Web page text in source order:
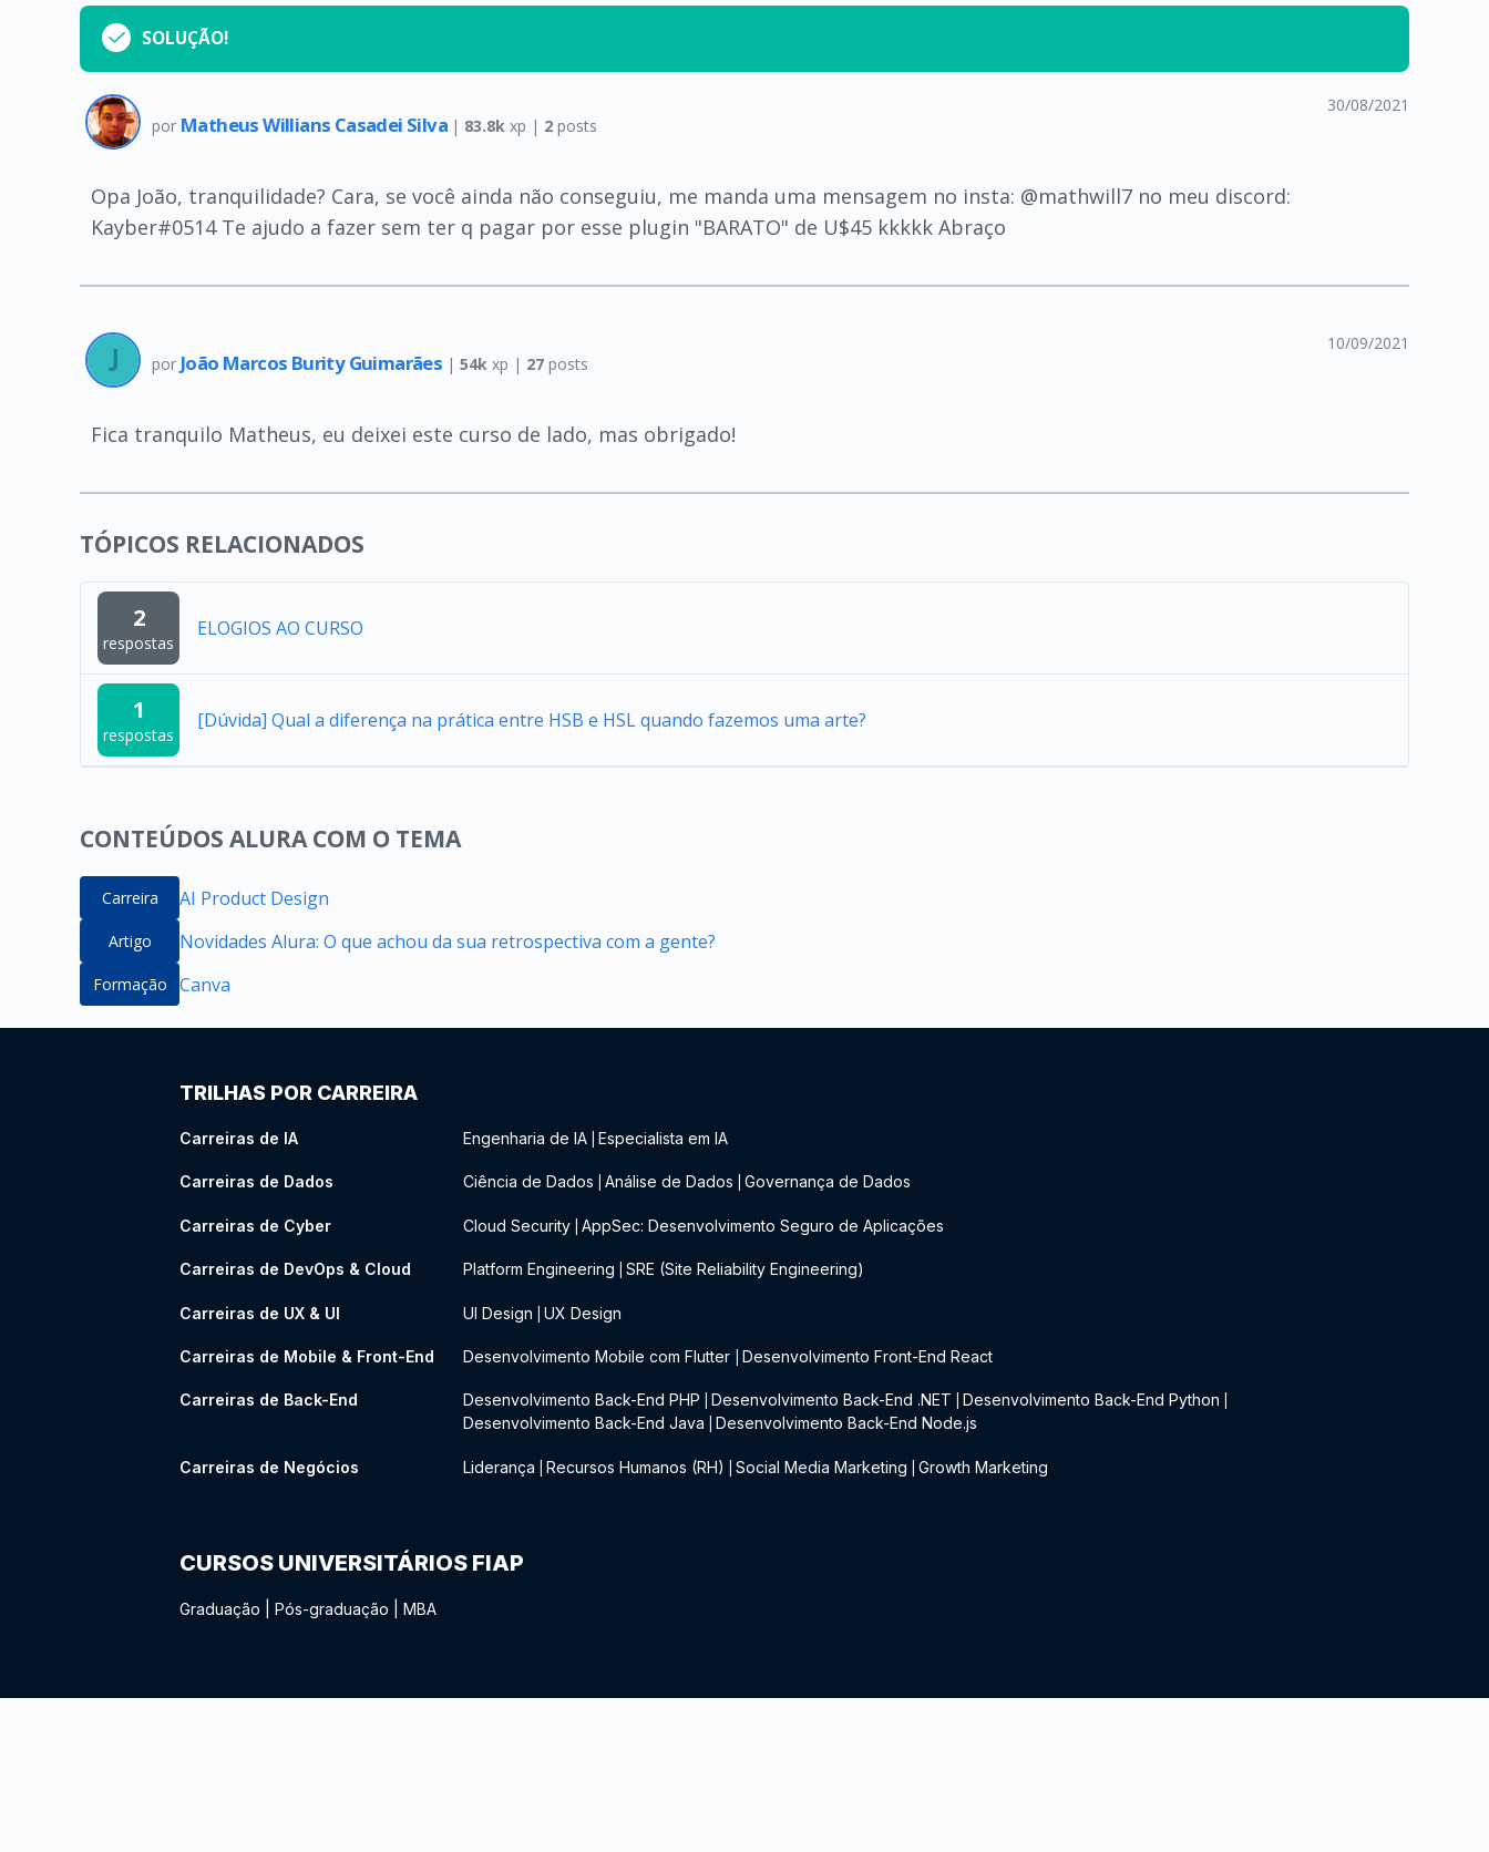
SOLUÇÃO!
por Matheus Willians Casadei Silva | 83.8k xp | 2 posts
30/08/2021
Opa João, tranquilidade? Cara, se você ainda não conseguiu, me manda uma mensagem no insta: @mathwill7 no meu discord:
Kayber#0514 Te ajudo a fazer sem ter q pagar por esse plugin "BARATO" de U$45 kkkkk Abraço
por João Marcos Burity Guimarães | 54k xp | 27posts
10/09/2021
Fica tranquilo Matheus, eu deixei este curso de lado, mas obrigado!
TÓPICOS RELACIONADOS
2
respostas
ELOGIOS AO CURSO
1
respostas
[Dúvida] Qual a diferença na prática entre HSB e HSL quando fazemos uma arte?
CONTEÚDOS ALURA COM O TEMA
Carreira AI Product Design
Artigo Novidades Alura: O que achou da sua retrospectiva com a gente?
Formação Canva
TRILHAS POR CARREIRA
Carreiras de IA Engenharia de IA Especialista em IA
Carreiras de Dados Ciência de Dados Análise de Dados Governança de Dados
Carreiras de Cyber Cloud Security AppSec: Desenvolvimento Seguro de Aplicações
Carreiras de DevOps & Cloud Platform Engineering SRE (Site Reliability Engineering)
Carreiras de UX & UI UI Design UX Design
Carreiras de Mobile & Front-End Desenvolvimento Mobile com Flutter Desenvolvimento Front-End React
Carreiras de Back-End Desenvolvimento Back-End PHP Desenvolvimento Back-End .NET Desenvolvimento Back-End Python
Desenvolvimento Back-End Java Desenvolvimento Back-End Node.js
Carreiras de Negócios Liderança Recursos Humanos (RH) Social Media Marketing Growth Marketing
CURSOS UNIVERSITÁRIOS FIAP
Graduação Pós-graduação MBA